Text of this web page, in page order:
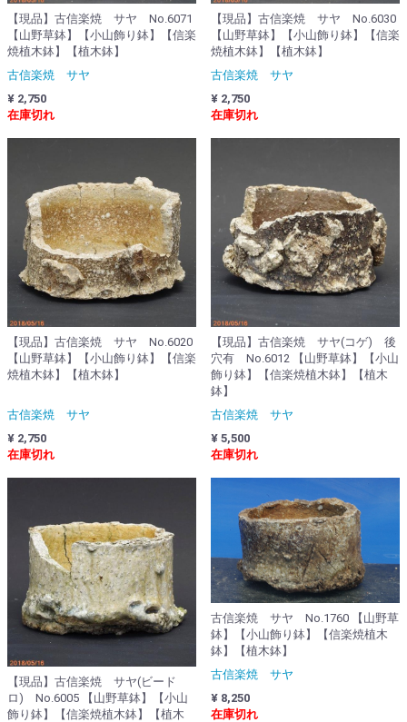
【現品】古信楽焼 サヤ No.6071
【山野草鉢】【小山飾り鉢】【信楽
焼植木鉢】【植木鉢】
古信楽焼 サヤ
¥ 2,750
在庫切れ
【現品】古信楽焼 サヤ No.6030
【山野草鉢】【小山飾り鉢】【信楽
焼植木鉢】【植木鉢】
古信楽焼 サヤ
¥ 2,750
在庫切れ
【現品】古信楽焼 サヤ No.6020
【山野草鉢】【小山飾り鉢】【信楽
焼植木鉢】【植木鉢】
古信楽焼 サヤ
¥ 2,750
在庫切れ
【現品】古信楽焼 サヤ(コゲ) 後
穴有 No.6012 【山野草鉢】【小山
飾り鉢】【信楽焼植木鉢】【植木
鉢】
古信楽焼 サヤ
¥ 5,500
在庫切れ
【現品】古信楽焼 サヤ(ビード
ロ) No.6005 【山野草鉢】【小山
飾り鉢】【信楽焼植木鉢】【植木
古信楽焼 サヤ No.1760 【山野草
鉢】【小山飾り鉢】【信楽焼植木
鉢】【植木鉢】
古信楽焼 サヤ
¥ 8,250
在庫切れ